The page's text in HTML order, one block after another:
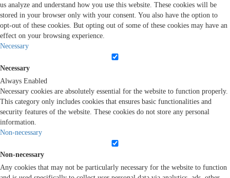
us analyze and understand how you use this website. These cookies will be
stored in your browser only with your consent. You also have the option to
opt-out of these cookies. But opting out of some of these cookies may have an
effect on your browsing experience.
Necessary
Necessary
Always Enabled
Necessary cookies are absolutely essential for the website to function properly.
This category only includes cookies that ensures basic functionalities and
security features of the website. These cookies do not store any personal
information.
Non-necessary
Non-necessary
Any cookies that may not be particularly necessary for the website to function